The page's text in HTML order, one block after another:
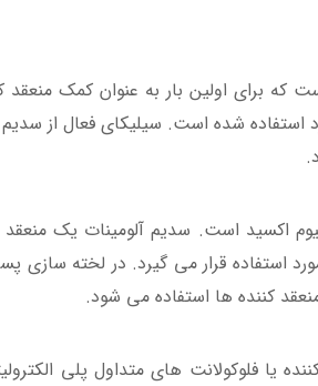
برای اولین بار به عنوان کمک منعقد
شده است. سیلیکای فعال از سدیم
اکسید است. سدیم آلومینات یک منعقد
کننده ها استفاده می شود.
یا فلوکولانت های متداول پلی